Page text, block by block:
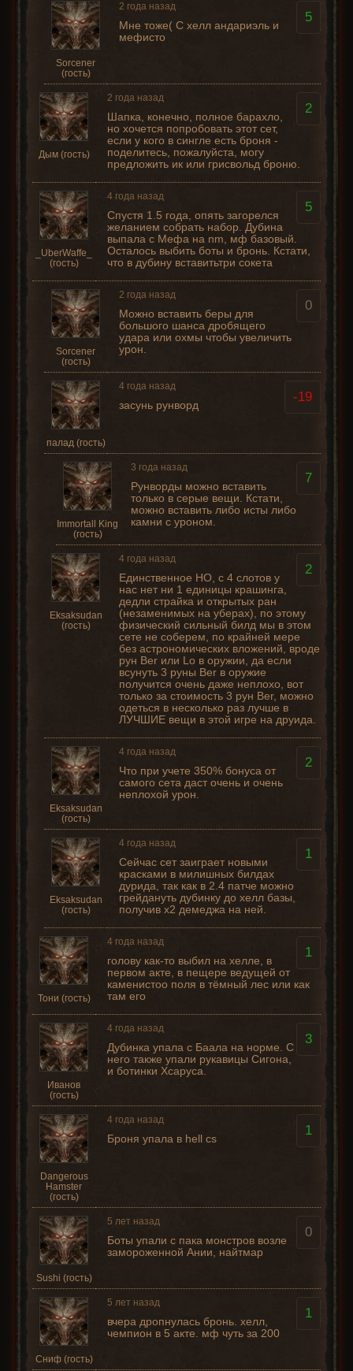
Sorcener
(гость)
5
2 года назад
Мне тоже( С хелл андариэль и
мефисто
Дым (гость)
2
2 года назад
Шапка, конечно, полное барахло,
но хочется попробовать этот сет,
если у кого в сингле есть броня -
поделитесь, пожалуйста, могу
предложить ик или грисвольд броню.
_UberWaffe_
(гость)
5
4 года назад
Спустя 1.5 года, опять загорелся
желанием собрать набор. Дубина
выпала с Мефа на nm, мф базовый.
Осталось выбить боты и бронь. Кстати,
что в дубину вставитьтри сокета
Sorcener
(гость)
0
2 года назад
Можно вставить беры для
большого шанса дробящего
удара или охмы чтобы увеличить
урон.
палад (гость)
-19
4 года назад
засунь рунворд
Immortall King
(гость)
7
3 года назад
Рунворды можно вставить
только в серые вещи. Кстати,
можно вставить либо исты либо
камни с уроном.
Eksaksudan
(гость)
2
4 года назад
Единственное НО, с 4 слотов у
нас нет ни 1 единицы крашинга,
дедли страйка и открытых ран
(незаменимых на уберах), по этому
физический сильный билд мы в этом
сете не соберем, по крайней мере
без астрономических вложений, вроде
рун Ber или Lo в оружии, да если
всунуть 3 руны Ber в оружие
получится очень даже неплохо, вот
только за стоимость 3 рун Ber, можно
одеться в несколько раз лучше в
ЛУЧШИЕ вещи в этой игре на друида.
Eksaksudan
(гость)
2
4 года назад
Что при учете 350% бонуса от
самого сета даст очень и очень
неплохой урон.
Eksaksudan
(гость)
1
4 года назад
Сейчас сет заиграет новыми
красками в милишных билдах
дурида, так как в 2.4 патче можно
грейдануть дубинку до хелл базы,
получив х2 демеджа на ней.
Тони (гость)
1
4 года назад
голову как-то выбил на хелле, в
первом акте, в пещере ведущей от
каменистоо поля в тёмный лес или как
там его
Иванов
(гость)
3
4 года назад
Дубинка упала с Баала на норме. С
него также упали рукавицы Сигона,
и ботинки Хсаруса.
Dangerous
Hamster
(гость)
1
4 года назад
Броня упала в hell cs
Sushi (гость)
0
5 лет назад
Боты упали с пака монстров возле
замороженной Ании, найтмар
Сниф (гость)
1
5 лет назад
вчера дропнулась бронь. хелл,
чемпион в 5 акте. мф чуть за 200